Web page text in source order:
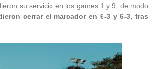
su servicio en los games 1 y 9, de modo
cerrar el marcador en 6-3 y 6-3, tras